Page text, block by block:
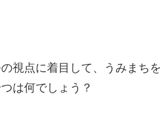
視点に着目して、うみまち
は何でしょう？